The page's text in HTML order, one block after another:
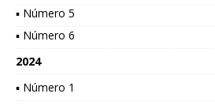
▪ Número 5
▪ Número 6
2024
▪ Número 1